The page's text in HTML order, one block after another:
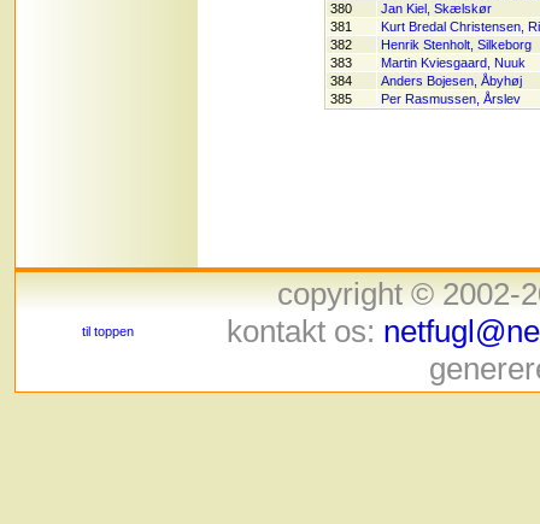
380
Jan Kiel, Skælskør
381
Kurt Bredal Christensen,
382
Henrik Stenholt, Silkeborg
383
Martin Kviesgaard, Nuuk
384
Anders Bojesen, Åbyhøj
385
Per Rasmussen, Årslev
til toppen
copyright © 2002-
kontakt os: